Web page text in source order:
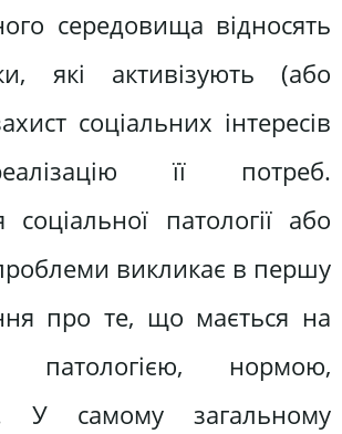
середовища відносять
які активізують (або
соціальних інтересів
її потреб.
соціальної патології або
викликає в першу
про те, що мається на
патологією, нормою,
У самому загальному